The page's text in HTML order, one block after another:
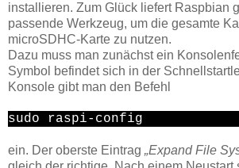
installieren. Zum Glück liefert Raspbian
passende Werkzeug, um die gesamte
microSDHC-Karte zu nutzen.
Dazu muss man zunächst ein
Symbol befindet sich in der
Konsole gibt man den Befehl
sudo raspi-config
ein. Der oberste Eintrag „Expand File